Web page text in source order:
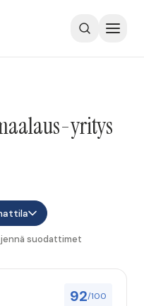
yritys
suodattimet
92/100